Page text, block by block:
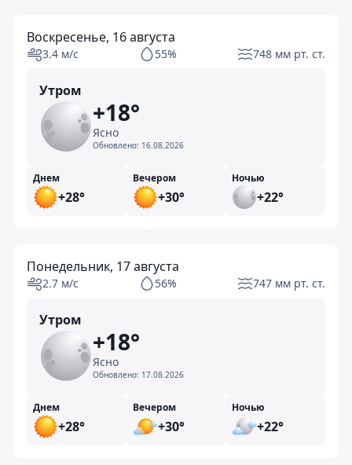
Воскресенье, 16 августа
3.4 м/с 55% 748 мм рт. ст.
Утром
+18°
Ясно
Обновлено: 16.08.2026
Днем
+28°
Вечером
+30°
Ночью
+22°
Понедельник, 17 августа
2.7 м/с 56% 747 мм рт. ст.
Утром
+18°
Ясно
Обновлено: 17.08.2026
Днем
+28°
Вечером
+30°
Ночью
+22°